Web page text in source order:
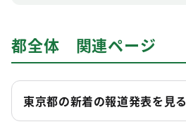
都全体 関連ページ
東京都の新着の報道発表を見る